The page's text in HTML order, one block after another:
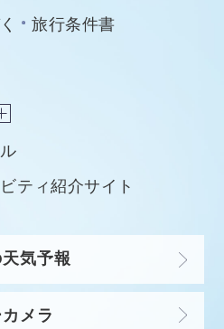
旅行条件書
ティ紹介サイト
気予報
メラ